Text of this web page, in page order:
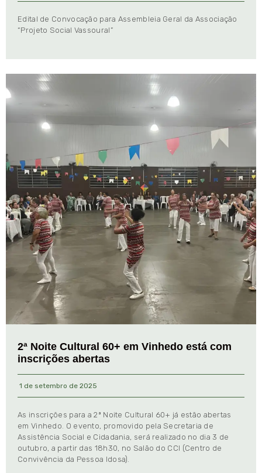
Edital de Convocação para Assembleia Geral da Associação
“Projeto Social Vassoural”
2ª Noite Cultural 60+ em Vinhedo está com
inscrições abertas
1 de setembro de 2025
As inscrições para a 2ª Noite Cultural 60+ já estão abertas
em Vinhedo. O evento, promovido pela Secretaria de
Assistência Social e Cidadania, será realizado no dia 3 de
outubro, a partir das 18h30, no Salão do CCI (Centro de
Convivência da Pessoa Idosa).